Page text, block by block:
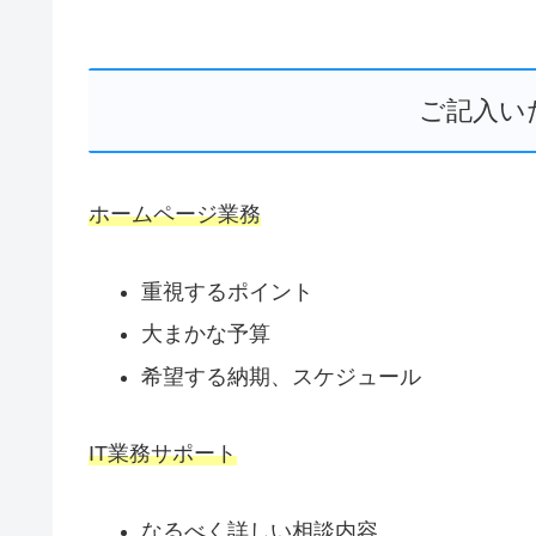
ご記入い
ホームページ業務
重視するポイント
大まかな予算
希望する納期、スケジュール
IT業務サポート
なるべく詳しい相談内容